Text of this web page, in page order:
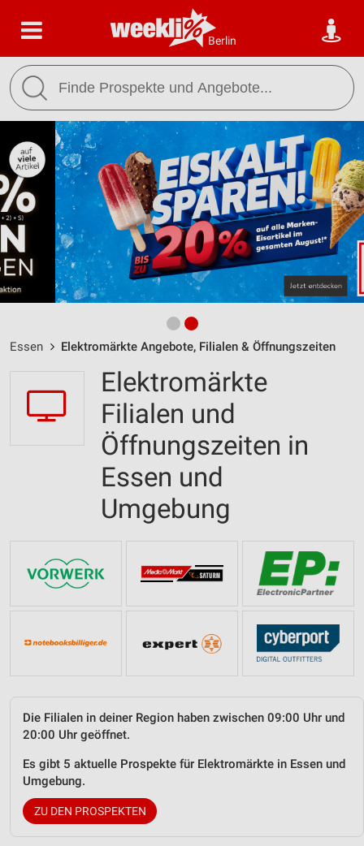
Berlin
Essen Elektromärkte Angebote, Filialen & Öffnungszeiten
Elektromärkte
Filialen und
Öffnungszeiten in
Essen und
Umgebung
Die Filialen in deiner Region haben zwischen 09:00 Uhr und
20:00 Uhr geöffnet.
Es gibt 5 aktuelle Prospekte für Elektromärkte in Essen und
Umgebung.
ZU DEN PROSPEKTEN